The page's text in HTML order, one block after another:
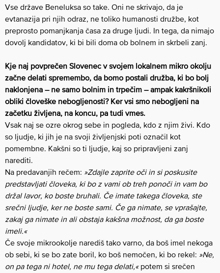
Vse države Beneluksa so take. Oni ne skrivajo, da je
evtanazija pri njih odraz, ne toliko humanosti družbe, kot
preprosto pomanjkanja časa za druge ljudi. In tega, da nimajo
dovolj kandidatov, ki bi bili doma ob bolnem in skrbeli zanj.
Kje naj povprečen Slovenec v svojem lokalnem mikro okolju
začne delati spremembo, da bomo postali družba, ki bo bolj
naklonjena – ne samo bolnim in trpečim – ampak kakršnikoli
obliki človeške nebogljenosti? Ker vsi smo nebogljeni na
začetku življena, na koncu, pa tudi vmes.
Vsak naj se ozre okrog sebe in pogleda, kdo z njim živi. Kdo
so ljudje, ki jih je na svoji življenjski poti označil kot
pomembne. Kakšni so ti ljudje, kaj so pripravljeni zanj
narediti.
Na predavanjih rečem: »Zdajle zaprite oči in si poskusite
predstavljati človeka, ki bo z vami ob treh ponoči in vam bo
držal lavor, ko boste bruhali. Če imate takega človeka, ste
srečni ljudje, ker ne boste sami. Če ga nimate, se vprašajte,
zakaj ga nimate in ali obstaja kakšna možnost, da ga boste
imeli.«
Če svoje mikrookolje narediš tako varno, da boš imel nekoga
ob sebi, ki se bo zate boril, ko boš nemočen, ki bo rekel: »Ne,
on pa tega ni hotel, ne mu tega delati,«potem si srečen